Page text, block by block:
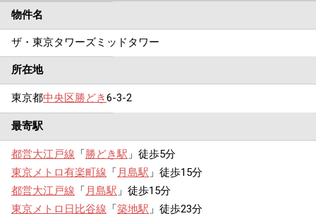
物件名
ザ・東京タワーズミッドタワー
所在地
東京都中央区勝どき6-3-2
最寄駅
都営大江戸線 「勝どき駅 」徒歩5分
東京メトロ有楽町線 「月島駅 」徒歩15分
都営大江戸線 「月島駅 」徒歩15分
東京メトロ日比谷線 「築地駅 」徒歩23分